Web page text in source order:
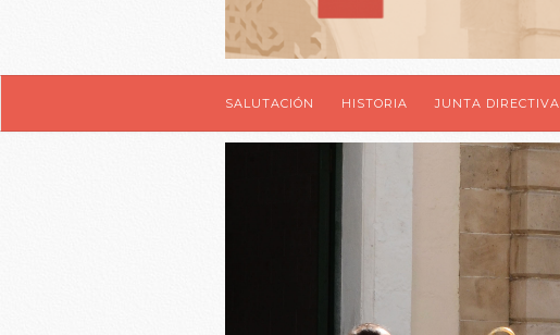
SALUTACIÓN HISTORIA JUNTA DIRECTIVA